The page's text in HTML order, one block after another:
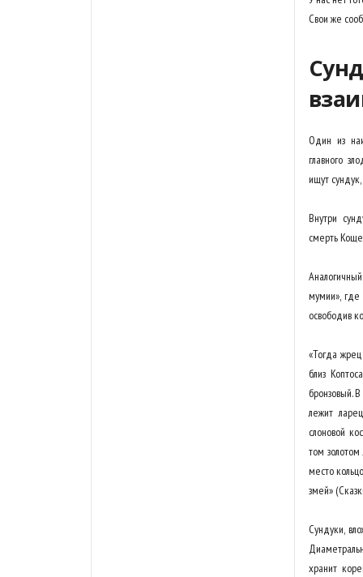
Свои же
Один из
главного
ищут
Внутри
смерть
мумии», где
освободив
«Тогда
близ
бронзовый.
лежит
слоновой
том
место
змей»
Сундуки,
хранит